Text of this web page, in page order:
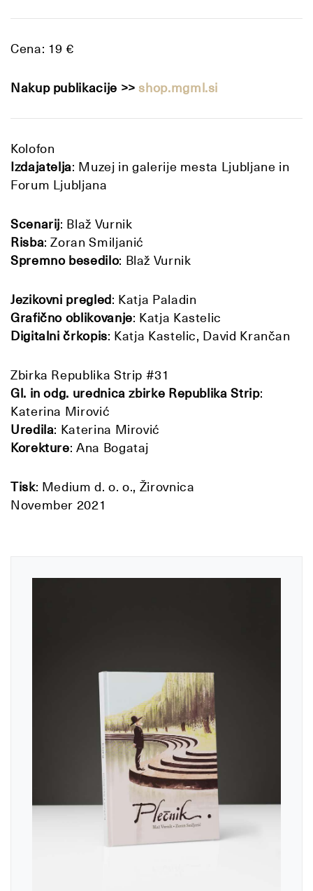
Cena: 19 €
Nakup publikacije >> shop.mgml.si
Kolofon
Izdajatelja: Muzej in galerije mesta Ljubljane in
Forum Ljubljana
Scenarij: Blaž Vurnik
Risba: Zoran Smiljanić
Spremno besedilo: Blaž Vurnik
Jezikovni pregled: Katja Paladin
Grafično oblikovanje: Katja Kastelic
Digitalni črkopis: Katja Kastelic, David Krančan
Zbirka Republika Strip #31
Gl. in odg. urednica zbirke Republika Strip:
Katerina Mirović
Uredila: Katerina Mirović
Korekture: Ana Bogataj
Tisk: Medium d. o. o., Žirovnica
November 2021